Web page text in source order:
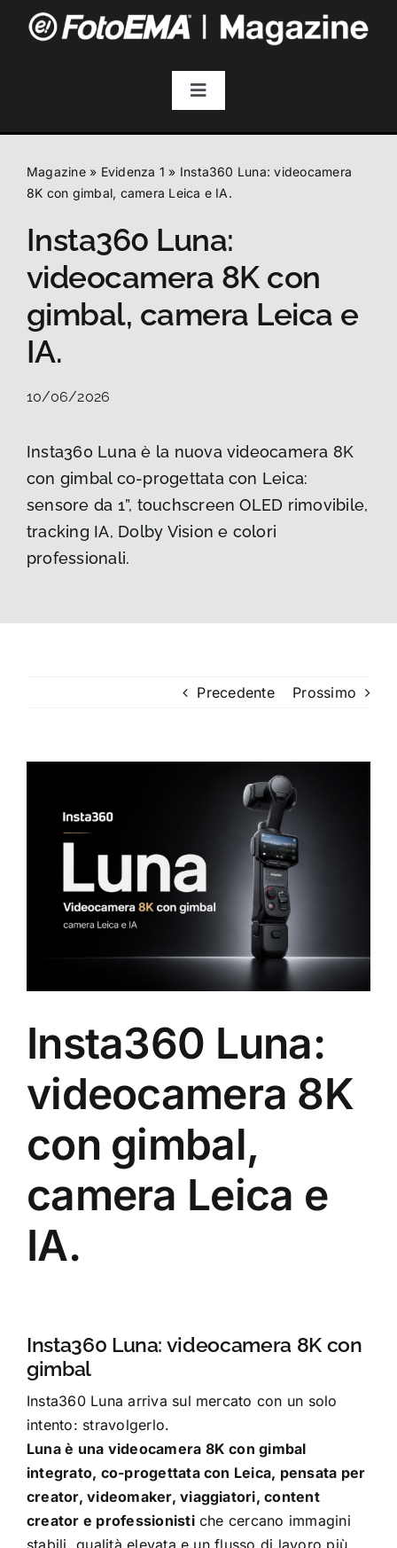
Toggle
Fotografia
Video & Streaming
Audio
Droni
Guide
Cerca
per:
Magazine» Evidenza 1 » Insta360 Luna: videocamera
8K con gimbal, camera Leica e IA.
Insta360 Luna:
videocamera 8K con
gimbal, camera Leica e
IA.
10/06/2026
Insta360 Luna è la nuova videocamera 8K
con gimbal co-progettata con Leica:
sensore da 1”, touchscreen OLED rimovibile,
tracking IA, Dolby Vision e colori
professionali.
Precedente Prossimo
Insta360 Luna:
videocamera 8K
con gimbal,
camera Leica e
IA.
Insta360 Luna: videocamera 8K con
gimbal
Insta360 Luna arriva sul mercato con un solo
intento: stravolgerlo.
Luna è una videocamera 8K con gimbal
integrato, co-progettata con Leica, pensata per
creator, videomaker, viaggiatori, content
creator e professionistiche cercano immagini
stabili, qualità elevata e un flusso di lavoro più